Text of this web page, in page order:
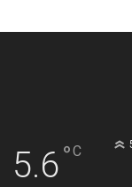
5.6°C